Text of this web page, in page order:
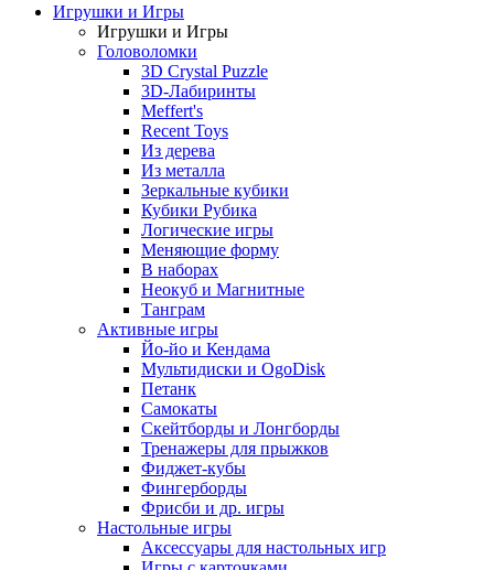
Игрушки и Игры
Игрушки и Игры
Головоломки
3D Crystal Puzzle
3D-Лабиринты
Meffert's
Recent Toys
Из дерева
Из металла
Зеркальные кубики
Кубики Рубика
Логические игры
Меняющие форму
В наборах
Неокуб и Магнитные
Танграм
Активные игры
Йо-йо и Кендама
Мультидиски и OgoDisk
Петанк
Самокаты
Скейтборды и Лонгборды
Тренажеры для прыжков
Фиджет-кубы
Фингерборды
Фрисби и др. игры
Настольные игры
Аксессуары для настольных игр